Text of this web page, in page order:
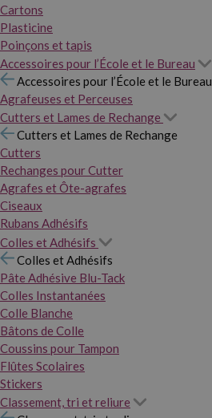
Cartons
Plasticine
Poinçons et tapis
Accessoires pour l’École et le Bureau
Accessoires pour l’École et le Bureau
Agrafeuses et Perceuses
Cutters et Lames de Rechange
Cutters et Lames de Rechange
Cutters
Rechanges pour Cutter
Agrafes et Ôte-agrafes
Ciseaux
Rubans Adhésifs
Colles et Adhésifs
Colles et Adhésifs
Pâte Adhésive Blu-Tack
Colles Instantanées
Colle Blanche
Bâtons de Colle
Coussins pour Tampon
Flûtes Scolaires
Stickers
Classement, tri et reliure